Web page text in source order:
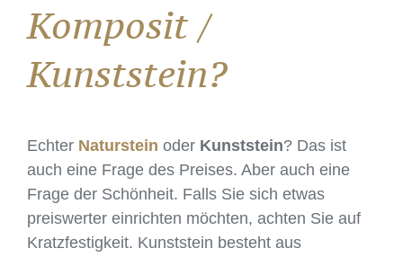
Komposit /
Kunststein?
Echter Naturstein oder Kunststein? Das ist
auch eine Frage des Preises. Aber auch eine
Frage der Schönheit. Falls Sie sich etwas
preiswerter einrichten möchten, achten Sie auf
Kratzfestigkeit. Kunststein besteht aus